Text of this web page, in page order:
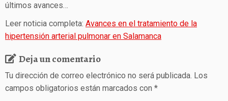
últimos avances…
Leer noticia completa: Avances en el tratamiento de la
hipertensión arterial pulmonar en Salamanca
Deja un comentario
Tu dirección de correo electrónico no será publicada. Los
campos obligatorios están marcados con *